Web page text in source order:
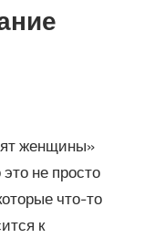
женщины»
не просто
что-то
к